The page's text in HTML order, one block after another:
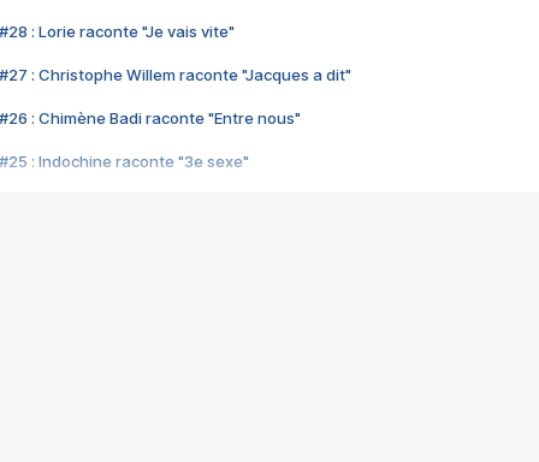
#28 : Lorie raconte "Je vais vite"
#27 : Christophe Willem raconte "Jacques a dit"
#26 : Chimène Badi raconte "Entre nous"
#25 : Indochine raconte "3e sexe"